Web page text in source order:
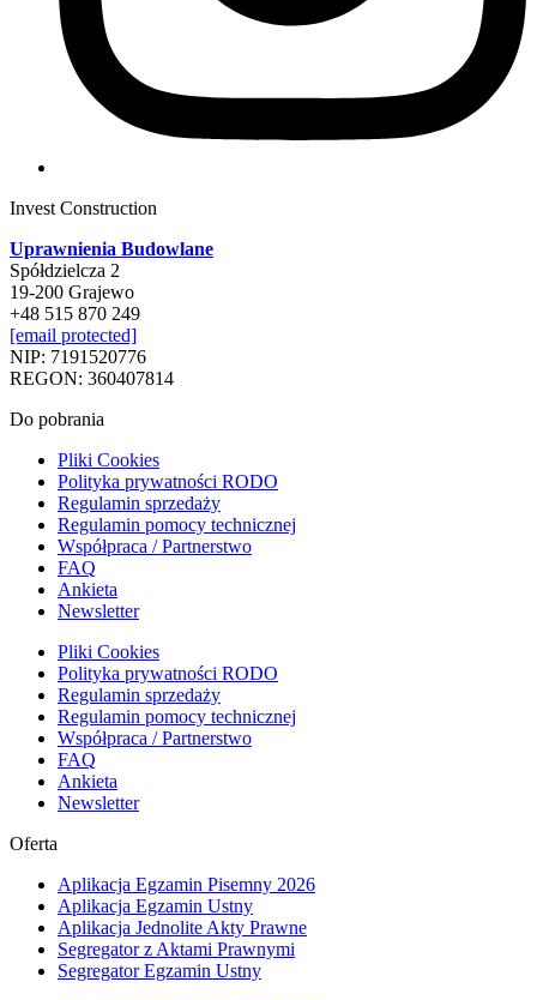
Invest Construction
Uprawnienia Budowlane
Spółdzielcza 2
19-200 Grajewo
+48 515 870 249
[email protected]
NIP: 7191520776
REGON: 360407814
Do pobrania
Pliki Cookies
Polityka prywatności RODO
Regulamin sprzedaży
Regulamin pomocy technicznej
Współpraca / Partnerstwo
FAQ
Ankieta
Newsletter
Pliki Cookies
Polityka prywatności RODO
Regulamin sprzedaży
Regulamin pomocy technicznej
Współpraca / Partnerstwo
FAQ
Ankieta
Newsletter
Oferta
Aplikacja Egzamin Pisemny 2026
Aplikacja Egzamin Ustny
Aplikacja Jednolite Akty Prawne
Segregator z Aktami Prawnymi
Segregator Egzamin Ustny